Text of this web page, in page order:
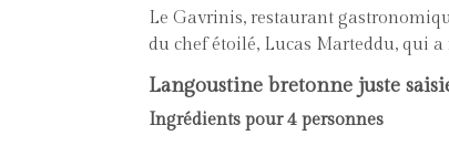
Le Gavrinis, restaurant
du chef étoilé, Lucas Marteddu, qui
Langoustine bretonne juste
Ingrédients pour 4 personnes